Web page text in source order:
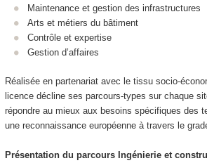
Maintenance et gestion des infrastructures
Arts et métiers du bâtiment
Contrôle et expertise
Gestion d’affaires
Réalisée en partenariat avec le tissu
licence décline ses parcours‑types sur chaque
répondre au mieux aux besoins spécifiques des
une reconnaissance européenne à travers le
Présentation du parcours Ingénierie et